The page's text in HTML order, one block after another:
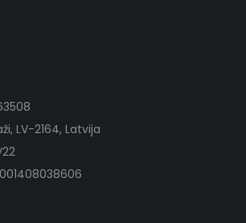
LV-2164, Latvija